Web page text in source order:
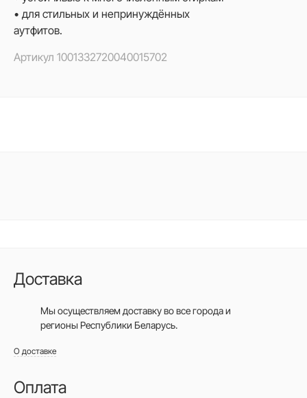
• для стильных и непринуждённых
аутфитов.
Артикул 1001332720040015702
Доставка
Мы осуществляем доставку во все городаи
регионы Республики Беларусь.
О доставке
Оплата